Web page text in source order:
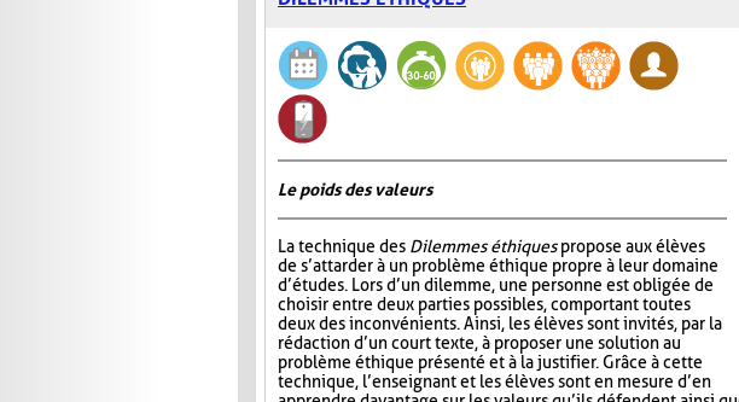
Le poids des valeurs
La technique des Dilemmes éthiquespropose aux élèves
de s’attarder à un problème éthique propre à leur domaine
d’études. Lors d’un dilemme, une personne est obligée de
choisir entre deux parties possibles, comportant toutes
deux des inconvénients. Ainsi, les élèves sont invités, par la
rédaction d’un court texte, à proposer une solution au
problème éthique présenté et à la justifier. Grâce à cette
technique, l’enseignant et les élèves sont en mesure d’en